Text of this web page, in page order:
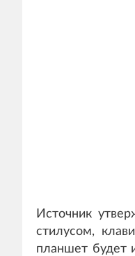
Источник
стилусом,
планшет будет